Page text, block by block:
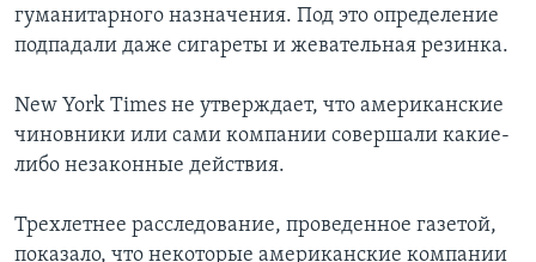
гуманитарного назначения. Под это определение
подпадали даже сигареты и жевательная резинка.
New York Times не утверждает, что американские
чиновники или сами компании совершали какие-
либо незаконные действия.
Трехлетнее расследование, проведенное газетой,
показало, что некоторые американские компании